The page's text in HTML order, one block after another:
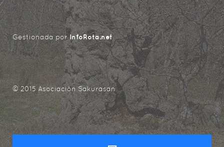
Gestionada porInfoRota.net
© 2015 Asociación Sakurasan